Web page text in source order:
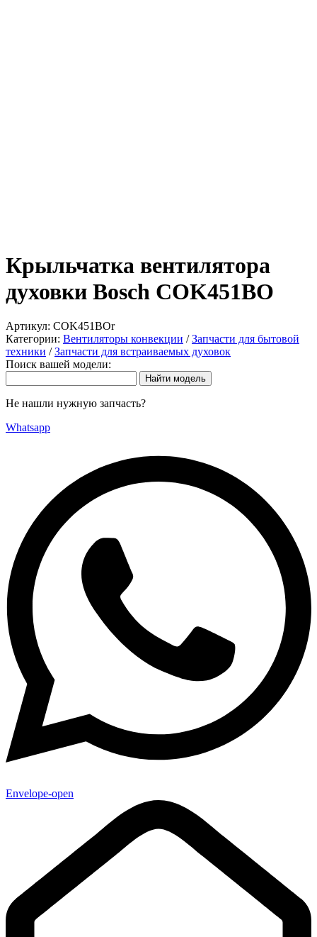
Крыльчатка вентилятора
духовки Bosch COK451BO
Артикул: COK451BOr
Категории: Вентиляторы конвекции /Запчасти для бытовой
техники /Запчасти для встраиваемых духовок
Поиск вашей модели:
Не нашли нужную запчасть?
Whatsapp
Envelope-open